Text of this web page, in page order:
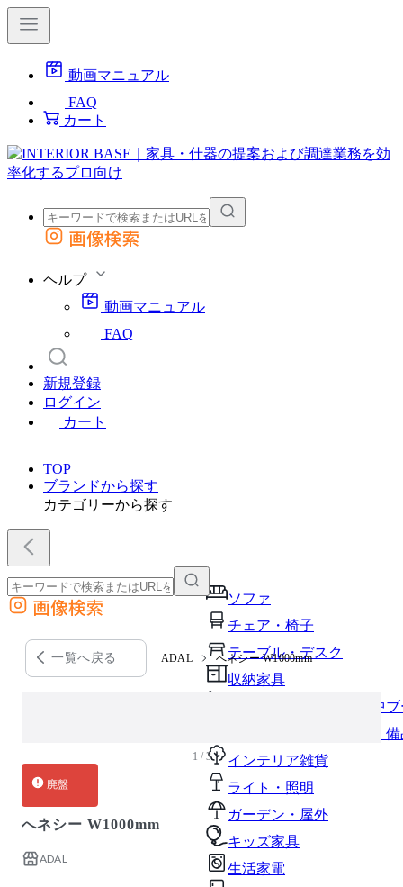
動画マニュアル
FAQ
カート
外部サイトの商品をカートに追加
画像検索
ヘルプ
動画マニュアル
FAQ
新規登録
ログイン
カート
TOP
ブランドから探す
カテゴリーから探す
ソファ
チェア・椅子
テーブル・デスク
収納家具
パーソナルブース・集中
オフィスアクセサリー・
インテリア雑貨
ライト・照明
ガーデン・屋外
キッズ家具
生活家電
外部サイトの商品をカートに追加
他のサイトで見つけた商品ページのURLを貼り付けて、カートに追加できます
画像検索
一覧へ戻る ADAL へネシー W1000mm
1 / 3
廃盤
へネシー W1000mm
ADAL